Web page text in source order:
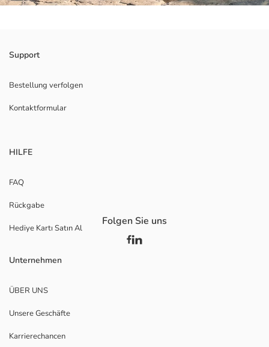
Support
Bestellung verfolgen
Kontaktformular
HILFE
FAQ
Rückgabe
Hediye Kartı Satın Al
Unternehmen
ÜBER UNS
Unsere Geschäfte
Karrierechancen
Folgen Sie uns